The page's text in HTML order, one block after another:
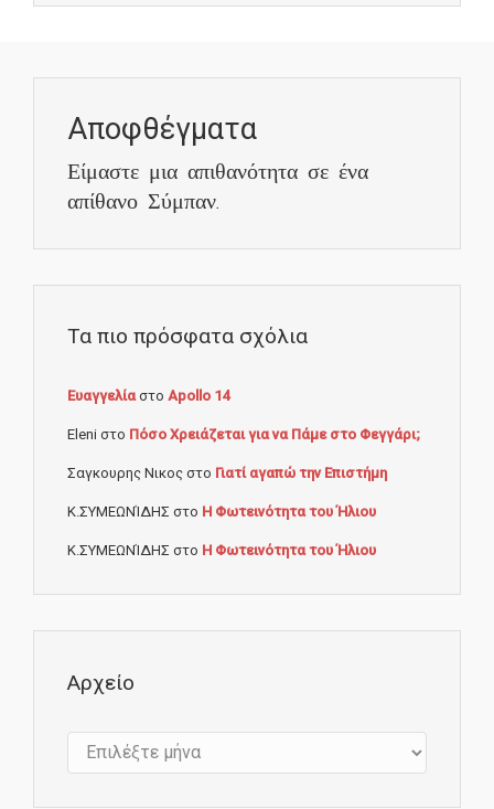
Αποφθέγματα
Είμαστε μια απιθανότητα σε ένα
απίθανο Σύμπαν.
Τα πιο πρόσφατα σχόλια
Ευαγγελίαστο Apollo 14
Eleni στο Πόσο Χρειάζεται για να Πάμε στο Φεγγάρι;
Σαγκουρης Νικος στο Γιατί αγαπώ την Επιστήμη
Κ.ΣΥΜΕΩΝΊΔΗΣ στο Η Φωτεινότητα του Ήλιου
Κ.ΣΥΜΕΩΝΊΔΗΣ στο Η Φωτεινότητα του Ήλιου
Αρχείο